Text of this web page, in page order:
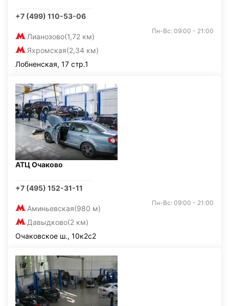
+7 (499) 110-53-06
Лианозово(1,72 км)
Яхромская(2,34 км)
Пн-Вс: 09:00 - 21:00
Лобненская, 17 стр.1
АТЦ Очаково
+7 (495) 152-31-11
Аминьевская(980 м)
Давыдково(2 км)
Пн-Вс: 09:00 - 21:00
Очаковское ш., 10к2с2